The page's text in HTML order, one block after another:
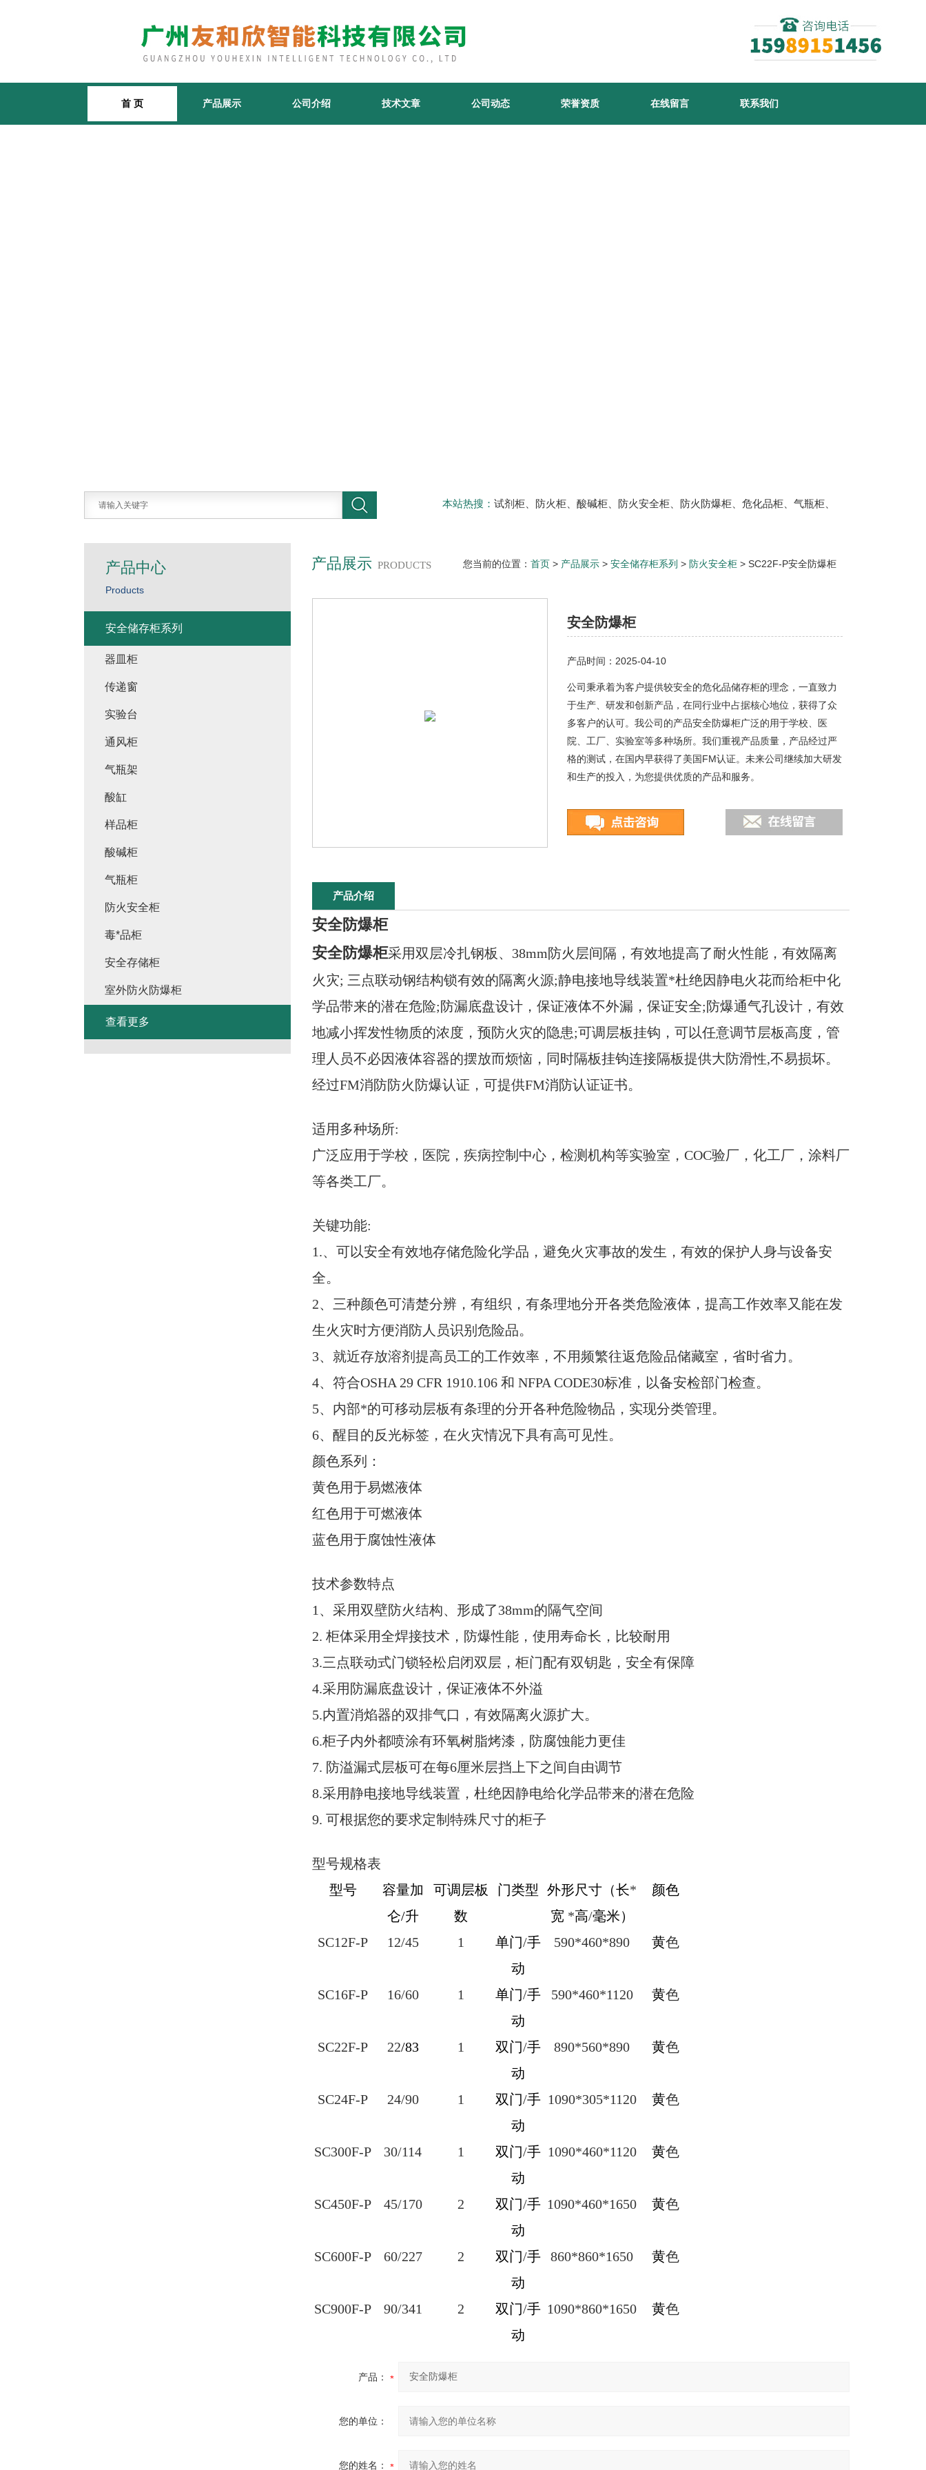
首 页 产品展示 公司介绍 技术文章 公司动态 荣誉资质 在线留言 联系我们
本站热搜： 试剂柜、防火柜、酸碱柜、防火安全柜、防火防爆柜、危化品柜、气瓶柜、
产品展示 PRODUCTS 您当前的位置： 首页 > 产品展示 > 安全储存柜系列 > 防火安全柜 > SC22F-P安全防爆柜
安全防爆柜
产品时间：2025-04-10
公司秉承着为客户提供较安全的危化品储存柜的理念，一直致力
于生产、研发和创新产品，在同行业中占据核心地位，获得了众
多客户的认可。我公司的产品安全防爆柜广泛的用于学校、医
院、工厂、实验室等多种场所。我们重视产品质量，产品经过严
格的测试，在国内早获得了美国FM认证。未来公司继续加大研发
和生产的投入，为您提供优质的产品和服务。
产品介绍
安全防爆柜
安全防爆柜采用双层冷扎钢板、38mm防火层间隔，有效地提高了耐火性能，有效隔离
火灾; 三点联动钢结构锁有效的隔离火源;静电接地导线装置*杜绝因静电火花而给柜中化
学品带来的潜在危险;防漏底盘设计，保证液体不外漏，保证安全;防爆通气孔设计，有效
地减小挥发性物质的浓度，预防火灾的隐患;可调层板挂钩，可以任意调节层板高度，管
理人员不必因液体容器的摆放而烦恼，同时隔板挂钩连接隔板提供大防滑性,不易损坏。
经过FM消防防火防爆认证，可提供FM消防认证证书。
适用多种场所:
广泛应用于学校，医院，疾病控制中心，检测机构等实验室，COC验厂，化工厂，涂料厂
等各类工厂。
关键功能:
1.、可以安全有效地存储危险化学品，避免火灾事故的发生，有效的保护人身与设备安
全。
2、三种颜色可清楚分辨，有组织，有条理地分开各类危险液体，提高工作效率又能在发
生火灾时方便消防人员识别危险品。
3、就近存放溶剂提高员工的工作效率，不用频繁往返危险品储藏室，省时省力。
4、符合OSHA 29 CFR 1910.106 和 NFPA CODE30标准，以备安检部门检查。
5、内部*的可移动层板有条理的分开各种危险物品，实现分类管理。
6、醒目的反光标签，在火灾情况下具有高可见性。
颜色系列：
黄色用于易燃液体
红色用于可燃液体
蓝色用于腐蚀性液体
技术参数特点
1 、采用双壁防火结构、形成了38mm的隔气空间
2. 柜体采用全焊接技术，防爆性能，使用寿命长，比较耐用
3.三点联动式门锁轻松启闭双层，柜门配有双钥匙，安全有保障
4.采用防漏底盘设计，保证液体不外溢
5.内置消焰器的双排气口，有效隔离火源扩大。
6.柜子内外都喷涂有环氧树脂烤漆，防腐蚀能力更佳
7. 防溢漏式层板可在每6厘米层挡上下之间自由调节
8.采用静电接地导线装置，杜绝因静电给化学品带来的潜在危险
9. 可根据您的要求定制特殊尺寸的柜子
型号规格表
型号
容量加
仑/升
可调层板
数
门类型 外形尺寸（长*
宽 *高/毫米）
颜色
SC12F-P 12/45 1 单门/手
动
590*460*890 黄色
SC16F-P 16/60 1 单门/手
动
590*460*1120 黄色
SC22F-P 22/83 1 双门/手
动
890*560*890 黄色
SC24F-P 24/90 1 双门/手
动
1090*305*1120 黄色
SC300F-P 30/114 1 双门/手
动
1090*460*1120 黄色
SC450F-P 45/170 2 双门/手
动
1090*460*1650 黄色
SC600F-P 60/227 2 双门/手
动
860*860*1650 黄色
SC900F-P 90/341 2 双门/手
动
1090*860*1650 黄色
产品：
您的单位：
您的姓名：
产品中心
Products
安全储存柜系列
器皿柜
传递窗
实验台
通风柜
气瓶架
酸缸
样品柜
酸碱柜
气瓶柜
防火安全柜
毒*品柜
安全存储柜
室外防火防爆柜
查看更多